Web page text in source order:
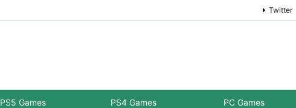
PS5 Games PS4 Games PC Games
Twitter